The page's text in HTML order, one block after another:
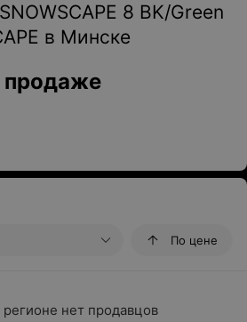
8 BK/Green
в Минске
продаже
По цене
нет продавцов